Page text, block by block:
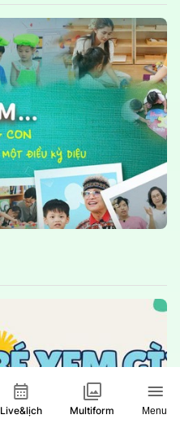
Live&lịch Multiform Menu